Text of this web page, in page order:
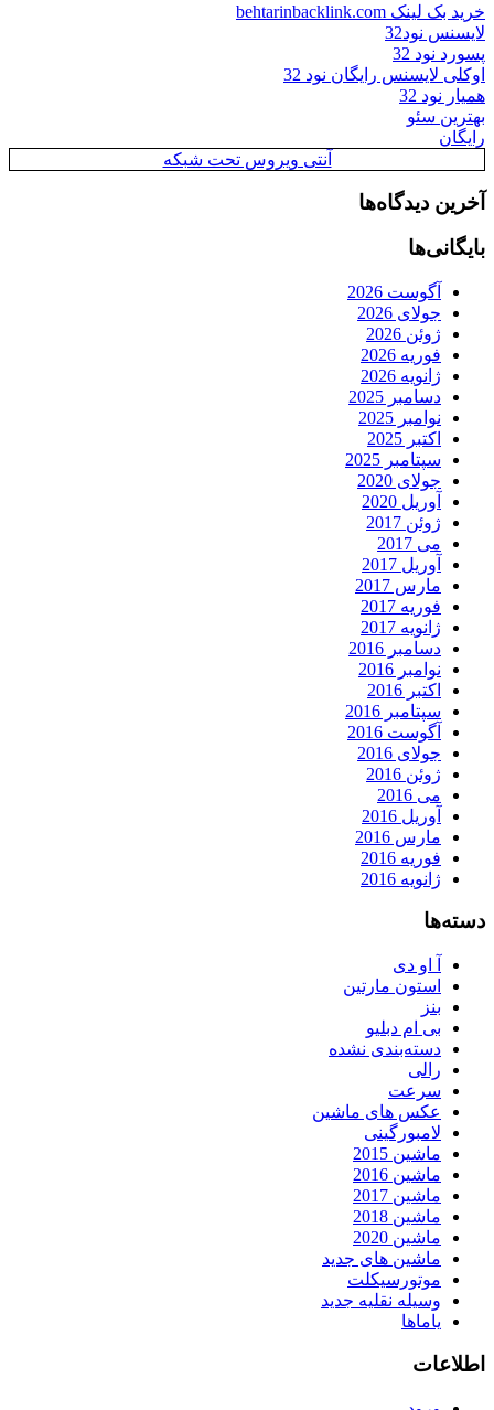
خرید بک لینک behtarinbacklink.com
لایسنس نود32
پسورد نود 32
اوکلی لایسنس رایگان نود 32
همیار نود 32
بهترین سئو
رایگان
آنتی ویروس تحت شبکه
آخرین دیدگاه‌ها
بایگانی‌ها
آگوست 2026
جولای 2026
ژوئن 2026
فوریه 2026
ژانویه 2026
دسامبر 2025
نوامبر 2025
اکتبر 2025
سپتامبر 2025
جولای 2020
آوریل 2020
ژوئن 2017
می 2017
آوریل 2017
مارس 2017
فوریه 2017
ژانویه 2017
دسامبر 2016
نوامبر 2016
اکتبر 2016
سپتامبر 2016
آگوست 2016
جولای 2016
ژوئن 2016
می 2016
آوریل 2016
مارس 2016
فوریه 2016
ژانویه 2016
دسته‌ها
آ او دی
استون مارتین
بنز
بی ام دبلیو
دسته‌بندی نشده
رالی
سرعت
عکس های ماشین
لامبورگینی
ماشین 2015
ماشین 2016
ماشین 2017
ماشین 2018
ماشین 2020
ماشین های جدید
موتورسیکلت
وسیله نقلیه جدید
یاماها
اطلاعات